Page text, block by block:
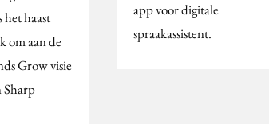
het haast
om aan de
Grow visie
Sharp
app voor digitale
spraakassistent.